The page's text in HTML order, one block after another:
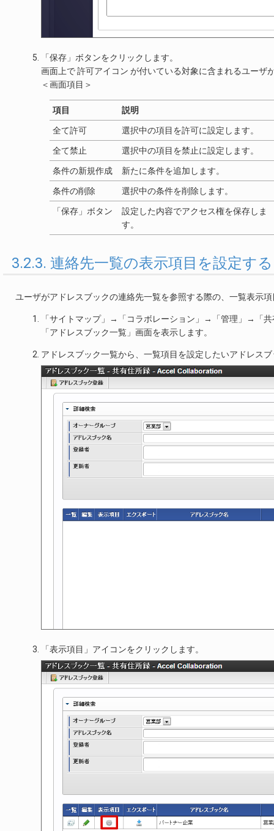
「保存」ボタンをクリックします。
画面上で 許可アイコン が付いている対象に含まれるユーザ
＜画面項目＞
項目 説明
全て許可 選択中の項目を許可に設定します。
全て禁止 選択中の項目を禁止に設定します。
条件の新規作成 新たに条件を追加します。
条件の削除 選択中の条件を削除します。
「保存」ボタン
設定した内容でアクセス権を保存しま
す。
3.2.3. 連絡先一覧の表示項目を設定する
ユーザがアドレスブックの連絡先一覧を参照する際の、一覧表示
「サイトマップ」→「コラボレーション」→「管理」→「
「アドレスブック一覧」画面を表示します。
アドレスブック一覧から、一覧項目を設定したいアドレス
「表示項目」アイコンをクリックします。